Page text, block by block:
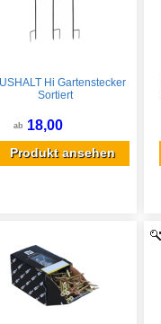
Hi Gartenstecker
Sortiert
ab 18,00
Produkt ansehen